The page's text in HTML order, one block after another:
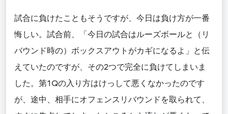
試合に負けたこともそうですが、今日は負け方が一番
悔しい。試合前、「今日の試合はルーズボールと（リ
バウンド時の）ボックスアウトがカギになるよ」と伝
えていたのですが、その2つで完全に負けてしまいま
した。第1Qの入り方はけっして悪くなかったのです
が、途中、相手にオフェンスリバウンドを取られて、